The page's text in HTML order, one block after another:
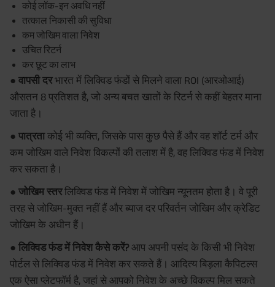
कोई लॉक-इन अवधि नहीं
तत्काल निकासी की सुविधा
कम जोखिम वाला निवेश
उचित रिटर्न
कर छूट का लाभ
● वापसी दरभारत में लिक्विड फंडों से मिलने वाला ROI (आरओआई)
औसतन 8 प्रतिशत है, जो अन्य बचत खातों के रिटर्न से कहीं बेहतर माना
जाता है।
● पात्रताकोई भी व्यक्ति, जिसके पास कुछ पैसे हैं और वह शॉर्ट टर्म और
कम जोखिम वाले निवेश विकल्पों की तलाश में है, वह लिक्विड फंड में निवेश
कर सकता है।
● जोखिम स्तरलिक्विड फंड में निवेश में जोखिम न्यूनतम होता है। वे पूरी
तरह से जोखिम-मुक्त नहीं हैं और ब्याज दर परिवर्तन जोखिम और क्रेडिट
जोखिम के अधीन हैं।
● लिक्विड फंड में निवेश कैसे करें? आप अपनी पसंद के किसी भी निवेश
पोर्टल से लिक्विड फंड में निवेश कर सकते हैं। आदित्य बिड़ला कैपिटल्स
एक ऐसा प्लेटफॉर्म है, जहां से आपको निवेश के अच्छे विकल्प मिल सकते